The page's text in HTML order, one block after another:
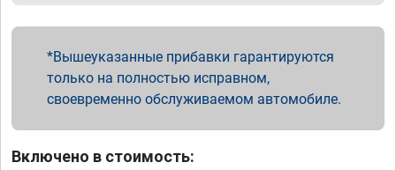
Вышеуказанные прибавки гарантируются
только на полностью исправном,
своевременно обслуживаемом автомобиле.
Включено в стоимость: